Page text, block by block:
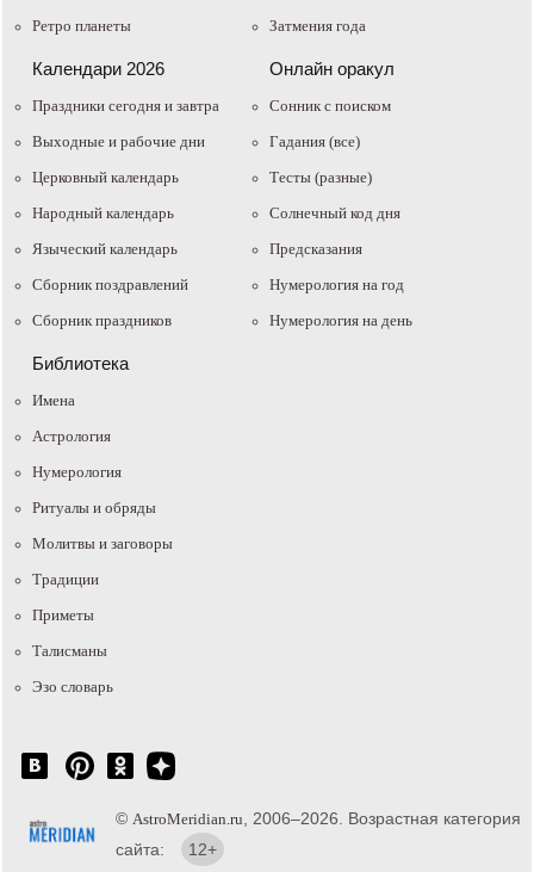
Ретро планеты
Затмения года
Календари 2026
Праздники сегодня и завтра
Выходные и рабочие дни
Церковный календарь
Народный календарь
Языческий календарь
Сборник поздравлений
Сборник праздников
Онлайн оракул
Cонник с поиском
Гадания (все)
Тесты (разные)
Солнечный код дня
Предсказания
Нумерология на год
Нумерология на день
Библиотека
Имена
Астрология
Нумерология
Ритуалы и обряды
Молитвы и заговоры
Традиции
Приметы
Талисманы
Эзо словарь
© AstroMeridian.ru , 2006–2026. Возрастная категория
сайта:
12+